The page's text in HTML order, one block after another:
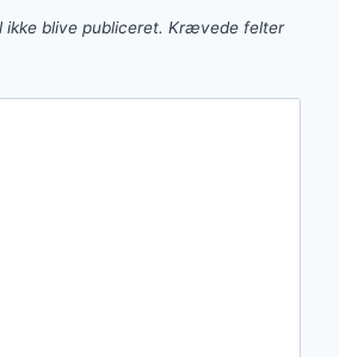
ikke blive publiceret. Krævede felter